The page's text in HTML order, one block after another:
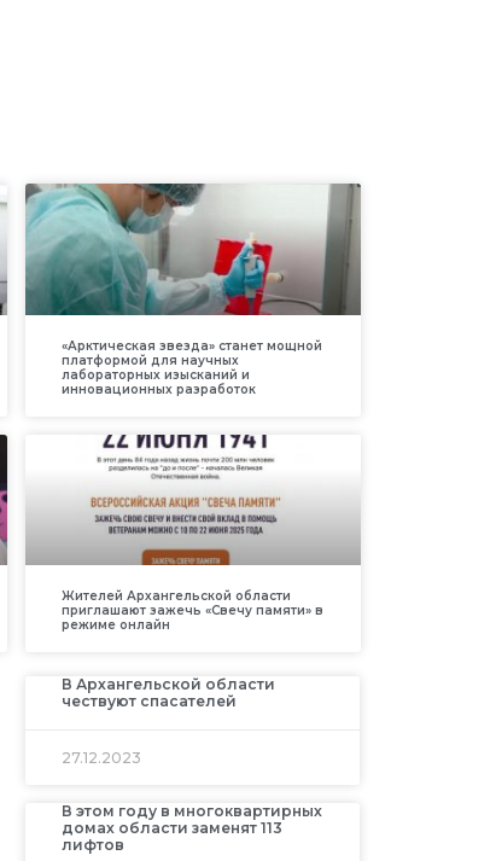
«Арктическая звезда» станет мощной
платформой для научных
лабораторных изысканий и
инновационных разработок
Жителей Архангельской области
приглашают зажечь «Свечу памяти» в
режиме онлайн
В Архангельской области
чествуют спасателей
27.12.2023
В этом году в многоквартирных
домах области заменят 113
лифтов